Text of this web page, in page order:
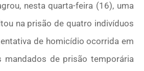
nesta quarta-feira (16), uma
na prisão de quatro indivíduos
de homicídio ocorrida em
mandados de prisão temporária